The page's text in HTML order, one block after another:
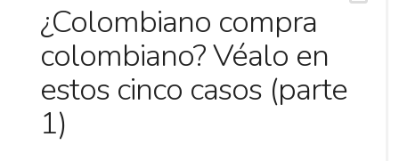
¿Colombiano compra
colombiano? Véalo en
estos cinco casos (parte
1)